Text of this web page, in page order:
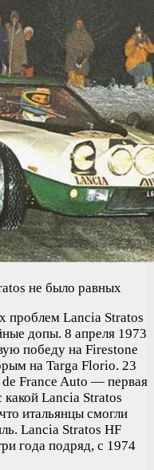
не было равных
проблем Lancia Stratos
допы. 8 апреля 1973
победу на Firestone
на Targa Florio. 23
de France Auto — первая
какой Lancia Stratos
итальянцы смогли
Lancia Stratos HF
года подряд, с 1974